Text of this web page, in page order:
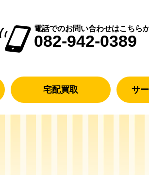
電話でのお問い合わせはこちら
082-942-0389
宅配買取 サ